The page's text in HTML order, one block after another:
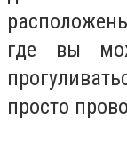
где вы
просто